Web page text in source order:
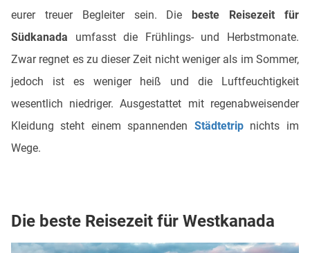
eurer treuer Begleiter sein. Diebeste Reisezeit für
Südkanada umfasst die Frühlings- und Herbstmonate.
Zwar regnet es zu dieser Zeit nicht weniger als im Sommer,
jedoch ist es weniger heiß und die Luftfeuchtigkeit
wesentlich niedriger. Ausgestattet mit regenabweisender
Kleidung steht einem spannenden Städtetripnichts im
Wege.
Die beste Reisezeit für Westkanada